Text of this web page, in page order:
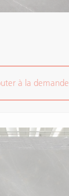
à la demande